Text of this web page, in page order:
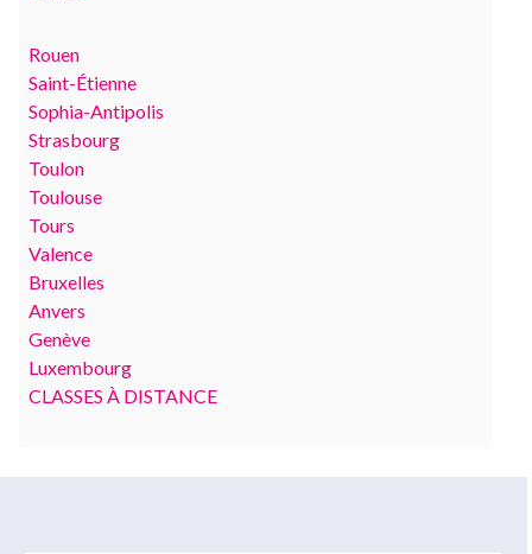
Rouen
Saint-Étienne
Sophia-Antipolis
Strasbourg
Toulon
Toulouse
Tours
Valence
Bruxelles
Anvers
Genève
Luxembourg
CLASSES À DISTANCE